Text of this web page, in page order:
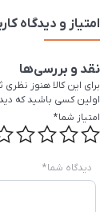
امتیاز و دیدگاه
نقد و بررسی‌ها
برای این کالا هنوز
اولین کسی باشید که
امتیاز شما*
دیدگاه شما*